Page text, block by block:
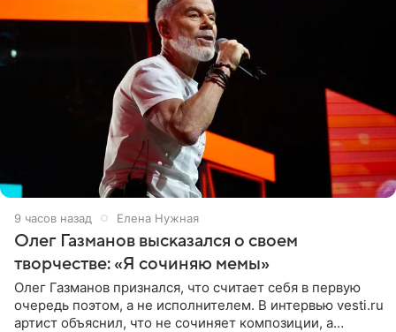
9 часов назад Елена Нужная
Олег Газманов высказался о своем
творчестве: «Я сочиняю мемы»
Олег Газманов признался, что считает себя в первую
очередь поэтом, а не исполнителем. В интервью vesti.ru
артист объяснил, что не сочиняет композиции, а